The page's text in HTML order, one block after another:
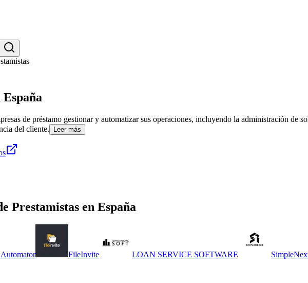
España
de préstamo gestionar y automatizar sus operaciones, incluyendo la administración de
del cliente.
Leer más
Prestamistas en España
FileInvite LOAN SERVICE SOFTWARE